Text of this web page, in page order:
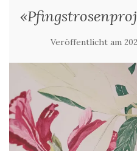
Veröffentlicht am